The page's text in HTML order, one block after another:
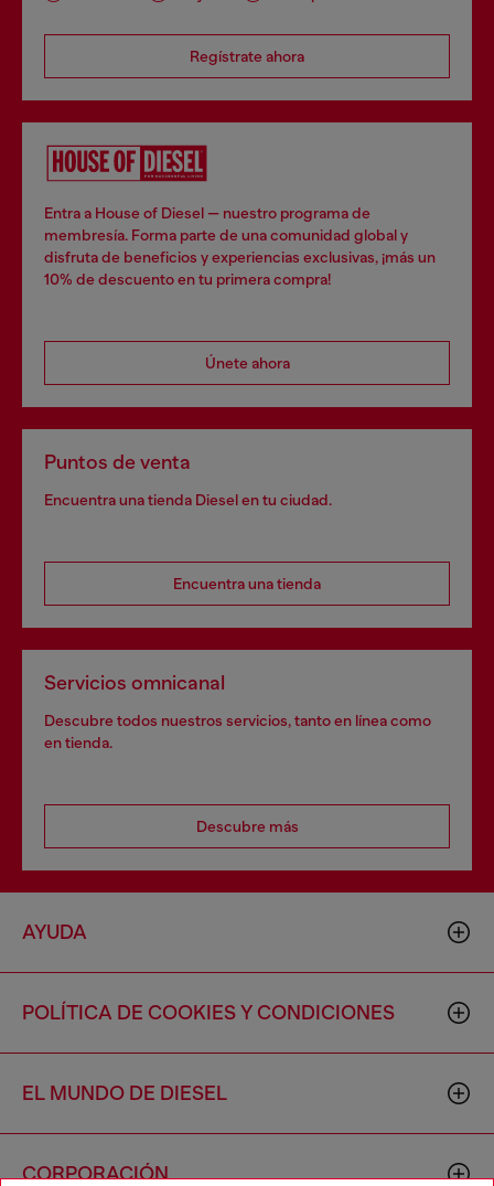
Regístrate ahora
Entra a House of Diesel — nuestro programa de
membresía. Forma parte de una comunidad global y
disfruta de beneficios y experiencias exclusivas, ¡más un
10% de descuento en tu primera compra!
Únete ahora
Puntos de venta
Encuentra una tienda Diesel en tu ciudad.
Encuentra una tienda
Servicios omnicanal
Descubre todos nuestros servicios, tanto en línea como
en tienda.
Descubre más
AYUDA
POLÍTICA DE COOKIES Y CONDICIONES
EL MUNDO DE DIESEL
CORPORACIÓN